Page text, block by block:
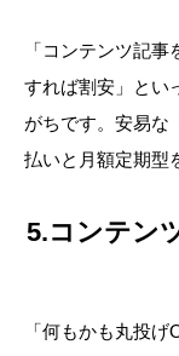
「コンテンツ記
すれば割安」とい
がちです。安易な
払いと月額定期型
5.コンテン
「何もかも丸投